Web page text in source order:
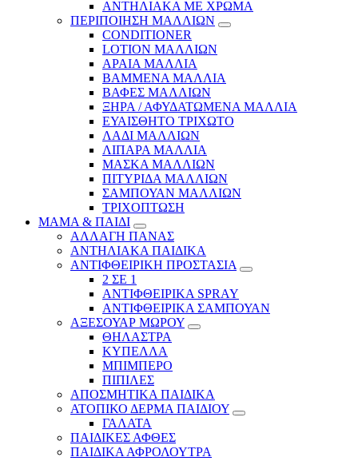
ΑΝΤΗΛΙΑΚΑ ΜΕ ΧΡΩΜΑ
ΠΕΡΙΠΟΙΗΣΗ ΜΑΛΛΙΩΝ
CONDITIONER
LOTION ΜΑΛΛΙΩΝ
ΑΡΑΙΑ ΜΑΛΛΙΑ
ΒΑΜΜΕΝΑ ΜΑΛΛΙΑ
ΒΑΦΕΣ ΜΑΛΛΙΩΝ
ΞΗΡΑ / ΑΦΥΔΑΤΩΜΕΝΑ ΜΑΛΛΙΑ
ΕΥΑΙΣΘΗΤΟ ΤΡΙΧΩΤΟ
ΛΑΔΙ ΜΑΛΛΙΩΝ
ΛΙΠΑΡΑ ΜΑΛΛΙΑ
ΜΑΣΚΑ ΜΑΛΛΙΩΝ
ΠΙΤΥΡΙΔΑ ΜΑΛΛΙΩΝ
ΣΑΜΠΟΥΑΝ ΜΑΛΛΙΩΝ
ΤΡΙΧΟΠΤΩΣΗ
ΜΑΜΑ & ΠΑΙΔΙ
ΑΛΛΑΓΗ ΠΑΝΑΣ
ΑΝΤΗΛΙΑΚΑ ΠΑΙΔΙΚΑ
ΑΝΤΙΦΘΕΙΡΙΚΗ ΠΡΟΣΤΑΣΙΑ
2 ΣΕ 1
ΑΝΤΙΦΘΕΙΡΙΚΑ SPRAY
ΑΝΤΙΦΘΕΙΡΙΚΑ ΣΑΜΠΟΥΑΝ
ΑΞΕΣΟΥΑΡ ΜΩΡΟΥ
ΘΗΛΑΣΤΡΑ
ΚΥΠΕΛΛΑ
ΜΠΙΜΠΕΡΟ
ΠΙΠΙΛΕΣ
ΑΠΟΣΜΗΤΙΚΑ ΠΑΙΔΙΚΑ
ΑΤΟΠΙΚΟ ΔΕΡΜΑ ΠΑΙΔΙΟΥ
ΓΑΛΑΤΑ
ΠΑΙΔΙΚΕΣ ΑΦΘΕΣ
ΠΑΙΔΙΚΑ ΑΦΡΟΛΟΥΤΡΑ